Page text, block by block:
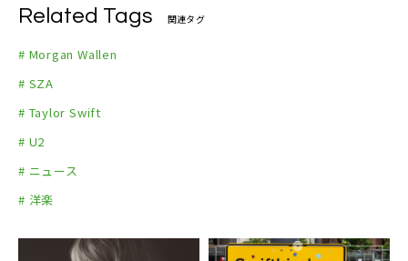
Related Tags 関連タグ
# Morgan Wallen
# SZA
# Taylor Swift
# U2
# ニュース
# 洋楽